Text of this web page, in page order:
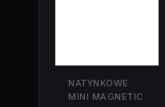
NATYNKOWE
MINI MAGNETIC